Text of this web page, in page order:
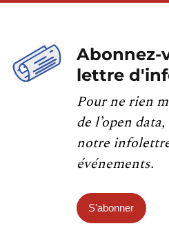
Abonnez-
lettre
Pour ne rien
de l’open
notre
événements.
S'abonner